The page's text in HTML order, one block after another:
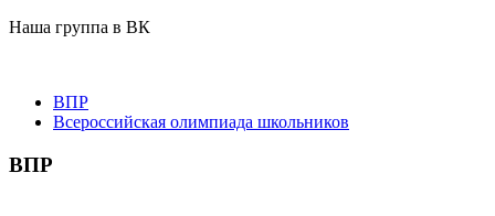
Наша группа в ВК
ВПР
Всероссийская олимпиада школьников
ВПР